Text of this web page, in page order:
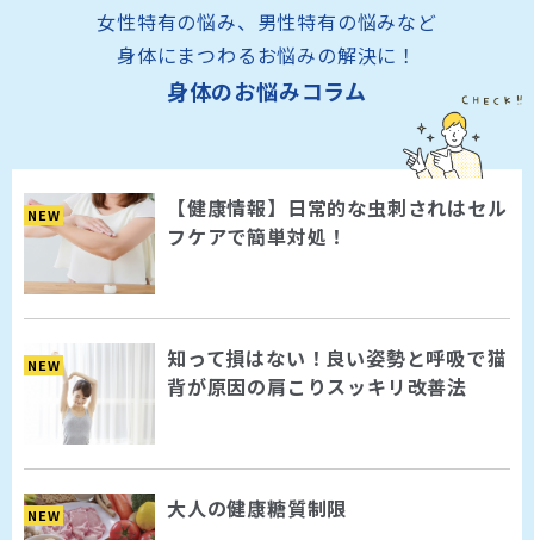
女性特有の悩み、男性特有の悩みなど
身体にまつわるお悩みの解決に！
身体のお悩みコラム
NEW
【健康情報】日常的な虫刺されはセル
フケアで簡単対処！
NEW
知って損はない！良い姿勢と呼吸で猫
背が原因の肩こりスッキリ改善法
NEW 大人の健康糖質制限